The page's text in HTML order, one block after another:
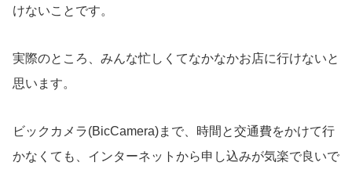
けないことです。
実際のところ、みんな忙しくてなかなかお店に行けないと
思います。
ビックカメラ(BicCamera)まで、時間と交通費をかけて行
かなくても、インターネットから申し込みが気楽で良いで